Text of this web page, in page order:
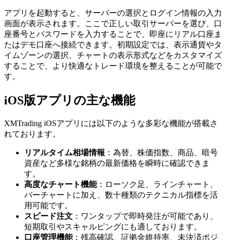
アプリを起動すると、サーバーの選択とログイン情報の入力
画面が表示されます。ここで正しい取引サーバーを選び、口
座番号とパスワードを入力することで、即座にリアル口座ま
たはデモ口座へ接続できます。初期設定では、表示通貨やタ
イムゾーンの選択、チャートの表示形式などをカスタマイズ
することで、より快適なトレード環境を整えることが可能で
す。
iOS版アプリの主な機能
XMTrading iOSアプリには以下のような多彩な機能が搭載さ
れております。
リアルタイム相場情報 ：為替、株価指数、商品、暗号
資産など多様な銘柄の最新価格を瞬時に確認できま
す。
高度なチャート機能：ローソク足、ラインチャート、
バーチャートに加え、数十種類のテクニカル指標を活
用可能です。
スピード注文 ：ワンタップで即時発注が可能であり、
短期取引やスキャルピングにも適しております。
口座管理機能：残高確認、証拠金維持率、未決済ポジ